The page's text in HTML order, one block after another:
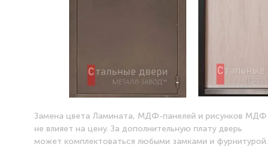
Замена цвета Ламината, МДФ-панелей и рисунков МДФ
не влияет на цену. За дополнительную плату дверь
может комплектоваться любыми замками и фурнитурой.